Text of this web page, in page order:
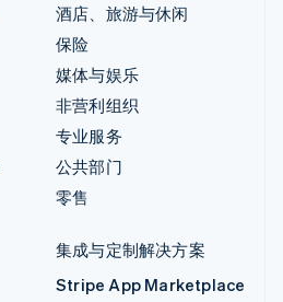
酒店、旅游与休闲
保险
媒体与娱乐
非营利组织
专业服务
公共部门
零售
集成与定制解决方案
Stripe App Marketplace